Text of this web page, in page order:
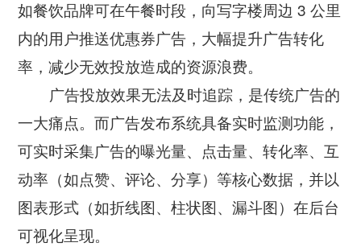
如餐饮品牌可在午餐时段，向写字楼周边 3 公里
内的用户推送优惠券广告，大幅提升广告转化
率，减少无效投放造成的资源浪费。
广告投放效果无法及时追踪，是传统广告的
一大痛点。而广告发布系统具备实时监测功能，
可实时采集广告的曝光量、点击量、转化率、互
动率（如点赞、评论、分享）等核心数据，并以
图表形式（如折线图、柱状图、漏斗图）在后台
可视化呈现。